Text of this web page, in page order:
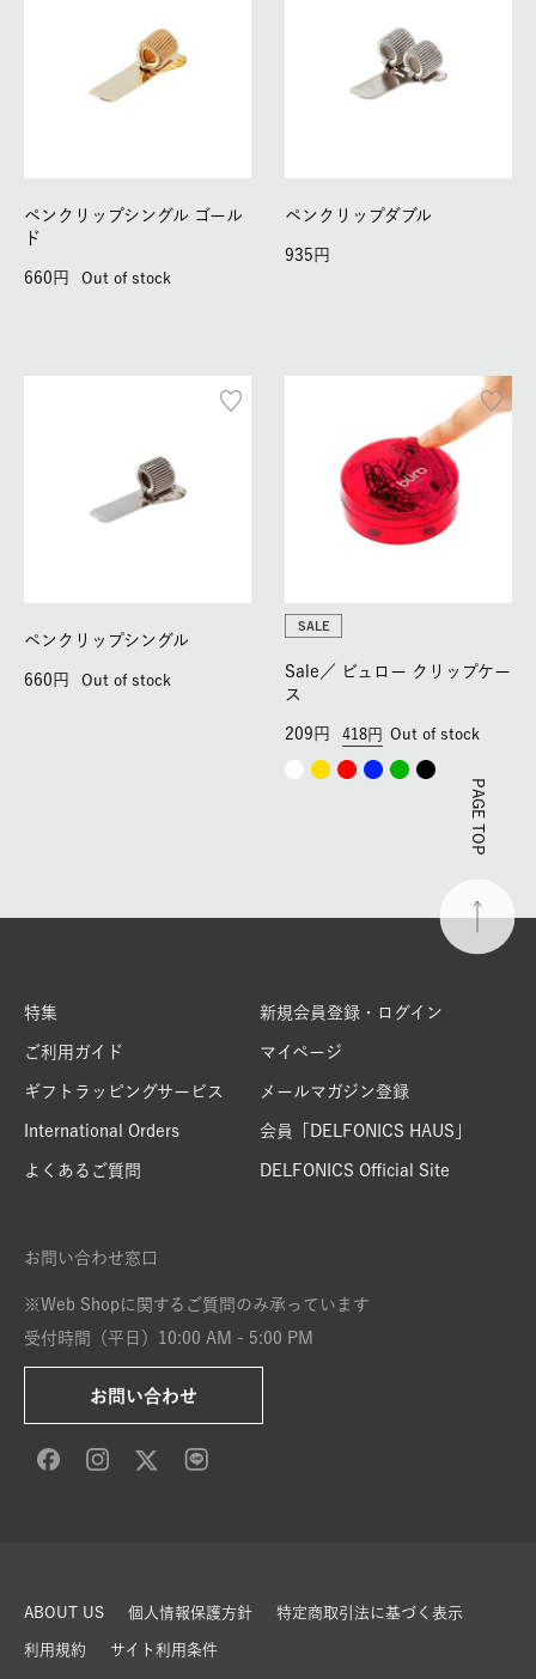
ペンクリップシングル ゴール
ド
660 Out of stock
ペンクリップダブル
935
ペンクリップシングル
660 Out of stock
SALE
Sale／
ビュロー クリップケー
ス
418
209 Out of stock
PAGE TOP
特集
ご利用ガイド
ギフトラッピングサービス
International Orders
よくあるご質問
新規会員登録・ログイン
マイページ
メールマガジン登録
会員「DELFONICS HAUS」
DELFONICS Official Site
お問い合わせ窓口
※Web Shopに関するご質問のみ承っています
受付時間（平日）10:00 AM - 5:00 PM
お問い合わせ
ABOUT US 個人情報保護方針 特定商取引法に基づく表示
利用規約 サイト利用条件